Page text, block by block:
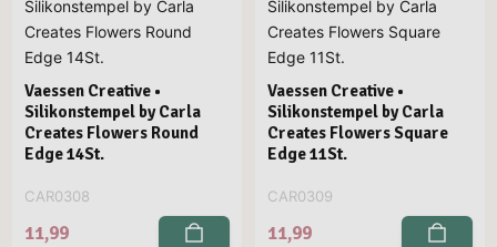
Vaessen Creative •
Silikonstempel by Carla
Creates Flowers Round
Edge 14St.
CAR0308
11,99
Vaessen Creative •
Silikonstempel by Carla
Creates Flowers Square
Edge 11St.
CAR0309
11,99